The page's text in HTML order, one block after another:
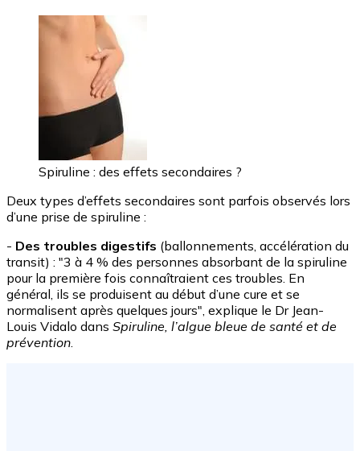
Spiruline : des effets secondaires ?
Deux types d’effets secondaires sont parfois observés lors
d’une prise de spiruline :
- Des troubles digestifs (ballonnements, accélération du
transit) : "3 à 4 % des personnes absorbant de la spiruline
pour la première fois connaîtraient ces troubles. En
général, ils se produisent au début d’une cure et se
normalisent après quelques jours", explique le Dr Jean-
Louis Vidalo dans Spiruline, l’algue bleue de santé et de
prévention